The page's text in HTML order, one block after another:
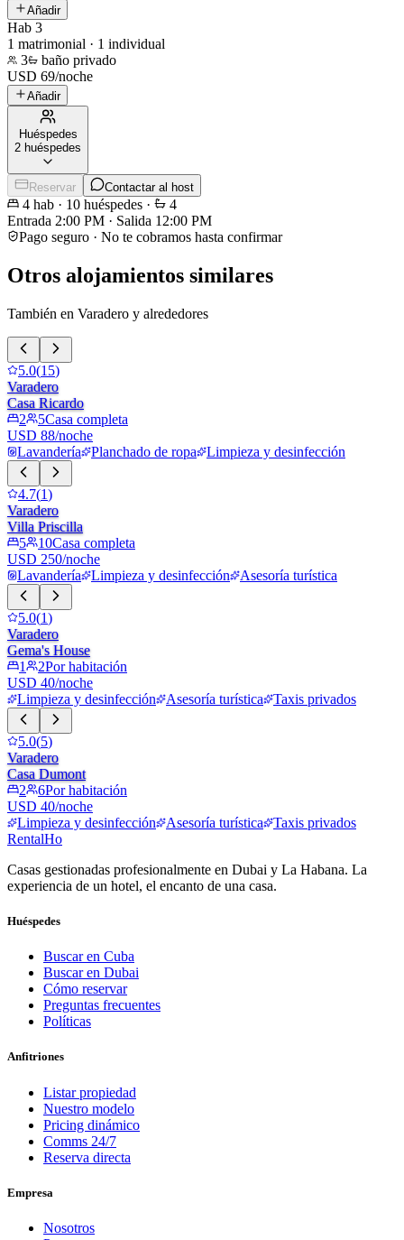
Añadir
Hab 3
1 matrimonial · 1 individual
3
baño privado
USD 69/noche
Añadir
Huéspedes
2 huéspedes
Reservar Contactar al host
4 hab · 10 huéspedes ·
4
Entrada 2:00 PM · Salida 12:00 PM
Pago seguro · No te cobramos hasta confirmar
Otros alojamientos similares
También en Varadero y alrededores
5.0(15)
Varadero
Casa Ricardo
2
5Casa completa
USD 88/noche
Lavandería
Planchado de ropa Limpieza y desinfección
4.7(1)
Varadero
Villa Priscilla
5
10Casa completa
USD 250/noche
Lavandería
Limpieza y desinfección Asesoría turística
5.0(1)
Varadero
Gema's House
1
2Por habitación
USD 40/noche
Limpieza y desinfección
Asesoría turística Taxis privados
5.0(5)
Varadero
Casa Dumont
2
6Por habitación
USD 40/noche
Limpieza y desinfección
Asesoría turística
Taxis privados
RentalHo
Casas gestionadas profesionalmente en Dubai y La Habana. La
experiencia de un hotel, el encanto de una casa.
Huéspedes
Buscar en Cuba
Buscar en Dubai
Cómo reservar
Preguntas frecuentes
Políticas
Anfitriones
Listar propiedad
Nuestro modelo
Pricing dinámico
Comms 24/7
Reserva directa
Empresa
Nosotros